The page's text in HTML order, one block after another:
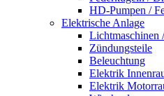
HD-Pumpen /
Elektrische Anlage
Lichtmaschinen
Zündungsteile
Beleuchtung
Elektrik
Elektrik